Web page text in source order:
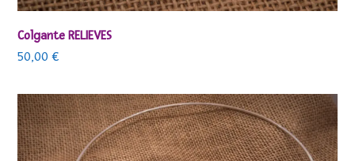
Colgante RELIEVES
50,00€